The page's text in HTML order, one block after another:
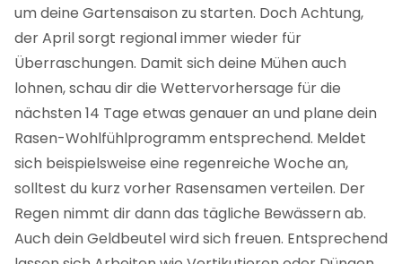
um deine Gartensaison zu starten. Doch Achtung,
der April sorgt regional immer wieder für
Überraschungen. Damit sich deine Mühen auch
lohnen, schau dir die Wettervorhersage für die
nächsten 14 Tage etwas genauer an und plane dein
Rasen-Wohlfühlprogramm entsprechend. Meldet
sich beispielsweise eine regenreiche Woche an,
solltest du kurz vorher Rasensamen verteilen. Der
Regen nimmt dir dann das tägliche Bewässern ab.
Auch dein Geldbeutel wird sich freuen. Entsprechend